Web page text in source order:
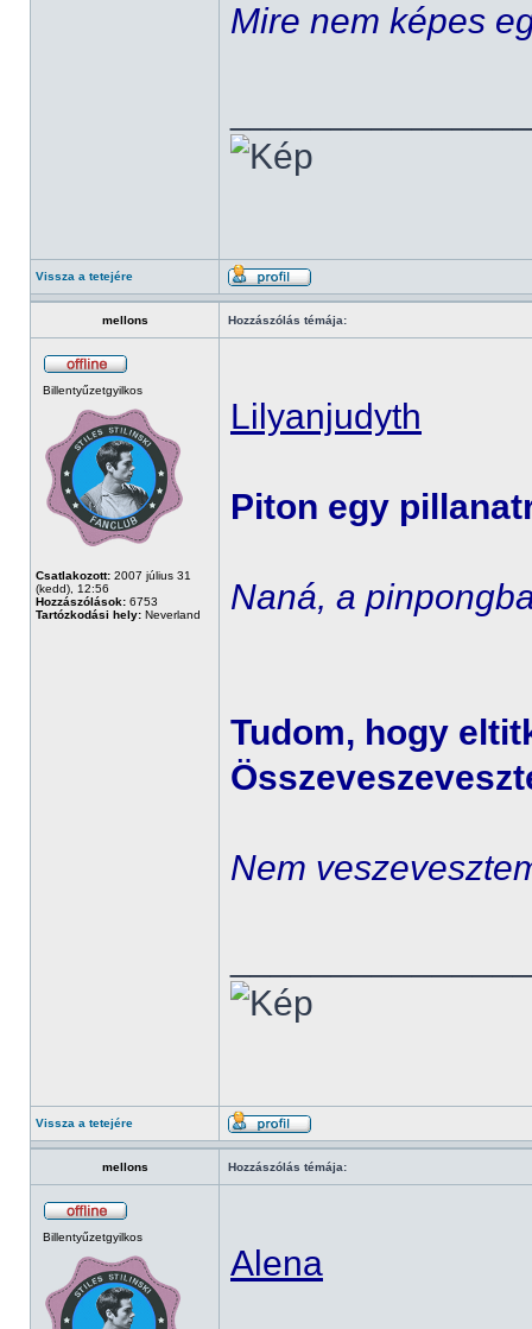
Mire nem képes
Vissza a tetejére
mellons Hozzászólás témája:
Billentyűzetgyilkos
Csatlakozott: 2007 július 31
(kedd), 12:56
Hozzászólások: 6753
Tartózkodási hely: Neverland
Lilyanjudyth
Piton egy
Naná, a
Tudom, hogy
Nem
Vissza a tetejére
mellons Hozzászólás témája:
Billentyűzetgyilkos
Alena